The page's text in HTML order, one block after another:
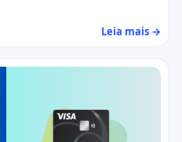
Leia mais →